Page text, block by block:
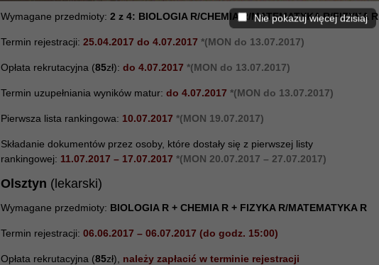
Wymagane przedmioty: 2 z 4: BIOLOGIA R/CHEMIA R/MATEMATYKA R/FIZYKA R
Termin rejestracji: 25.04.2017 do 4.07.2017 *(MON do 13.07.2017)
Opłata rekrutacyjna (85zł): do 4.07.2017 *(MON do 13.07.2017)
Termin uzupełniania wyników matur: do 4.07.2017 *(MON do 13.07.2017)
Pierwsza lista rankingowa: 10.07.2017 *(MON 19.07.2017)
Składanie dokumentów przez osoby, które dostały się z pierwszej listy
rankingowej: 11.07.2017 – 17.07.2017 *(MON 20.07.2017 – 27.07.2017)
Olsztyn (lekarski)
Wymagane przedmioty: BIOLOGIA R + CHEMIA R + FIZYKA R/MATEMATYKA R
Termin rejestracji: 06.06.2017 – 06.07.2017 (do godz. 15:00)
Opłata rekrutacyjna (85zł), należy zapłacić w terminie rejestracji
Nie pokazuj więcej dzisiaj